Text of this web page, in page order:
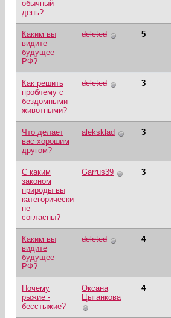
обычный
день?
Каким вы
видите
будущее
РФ?
deleted 5
Как решить
проблему с
бездомными
животными?
deleted 3
Что делает
вас хорошим
другом?
aleksklad 3
С каким
законом
природы вы
категорически
не
согласны?
Garrus39 3
Каким вы
видите
будущее
РФ?
deleted 4
Почему
рыжие -
бесстыжие?
Оксана
Цыганкова
4